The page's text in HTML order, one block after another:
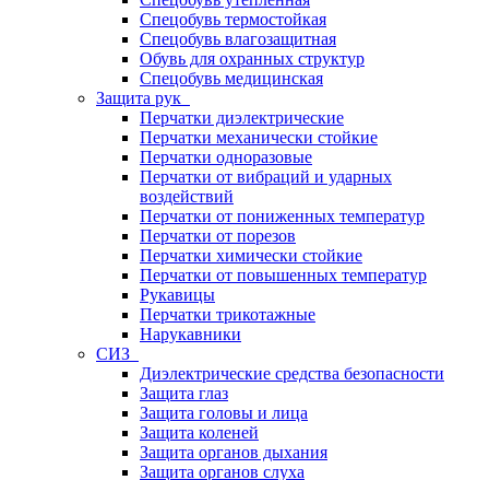
Спецобувь термостойкая
Спецобувь влагозащитная
Обувь для охранных структур
Спецобувь медицинская
Защита рук
Перчатки диэлектрические
Перчатки механически стойкие
Перчатки одноразовые
Перчатки от вибраций и ударных
воздействий
Перчатки от пониженных температур
Перчатки от порезов
Перчатки химически стойкие
Перчатки от повышенных температур
Рукавицы
Перчатки трикотажные
Нарукавники
СИЗ
Диэлектрические средства безопасности
Защита глаз
Защита головы и лица
Защита коленей
Защита органов дыхания
Защита органов слуха